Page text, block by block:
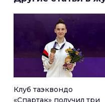
Клуб таэквондо
«Спартак» получил три